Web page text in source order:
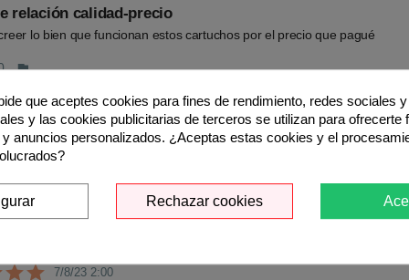
relación calidad-precio
lo bien que funcionan estos cartuchos por el precio que pagué
flag
10/9/23 2:00
de impresión
por la calidad de impresión de estos cartuchos de tinta
0 flag
7/8/23 2:00
que aceptes cookies para fines de rendimiento, redes sociales
y las cookies publicitarias de terceros se utilizan para ofrecerte
anuncios personalizados. ¿Aceptas estas cookies y el
Rechazar cookies